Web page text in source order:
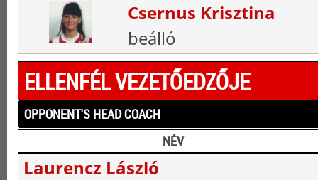
Csernus Krisztina
beálló
ELLENFÉL VEZETŐEDZŐJE
OPPONENT'S HEAD COACH
NÉV
Laurencz László